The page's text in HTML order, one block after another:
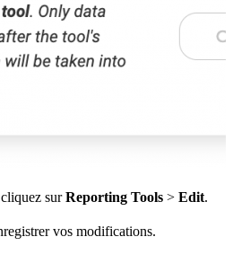
surReporting Tools > Edit.
vos modifications.